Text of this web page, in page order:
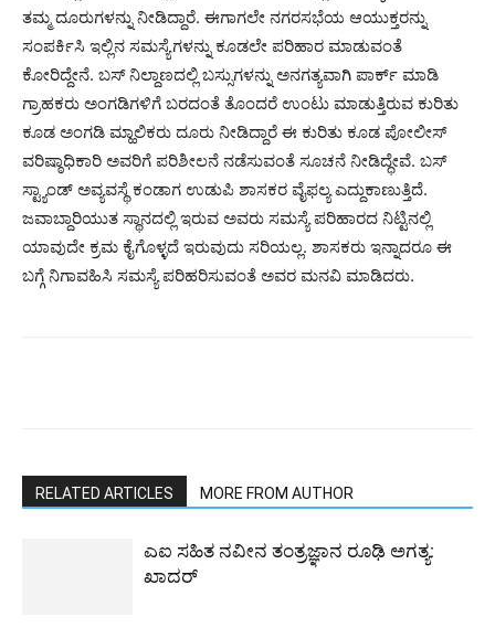
ತಮ್ಮ ದೂರುಗಳನ್ನು ನೀಡಿದ್ದಾರೆ. ಈಗಾಗಲೇ ನಗರಸಭೆಯ ಆಯುಕ್ತರನ್ನು
ಸಂಪರ್ಕಿಸಿ ಇಲ್ಲಿನ ಸಮಸ್ಯೆಗಳನ್ನು ಕೂಡಲೇ ಪರಿಹಾರ ಮಾಡುವಂತೆ
ಕೋರಿದ್ದೇನೆ. ಬಸ್ ನಿಲ್ದಾಣದಲ್ಲಿ ಬಸ್ಸುಗಳನ್ನು ಅನಗತ್ಯವಾಗಿ ಪಾರ್ಕ್ ಮಾಡಿ
ಗ್ರಾಹಕರು ಅಂಗಡಿಗಳಿಗೆ ಬರದಂತೆ ತೊಂದರೆ ಉಂಟು ಮಾಡುತ್ತಿರುವ ಕುರಿತು
ಕೂಡ ಅಂಗಡಿ ಮ್ಹಾಲಿಕರು ದೂರು ನೀಡಿದ್ದಾರೆ ಈ ಕುರಿತು ಕೂಡ ಪೋಲೀಸ್
ವರಿಷ್ಠಾಧಿಕಾರಿ ಅವರಿಗೆ ಪರಿಶೀಲನೆ ನಡೆಸುವಂತೆ ಸೂಚನೆ ನೀಡಿದ್ಧೇವೆ. ಬಸ್
ಸ್ಟ್ಯಾಂಡ್ ಅವ್ಯವಸ್ಥೆ ಕಂಡಾಗ ಉಡುಪಿ ಶಾಸಕರ ವೈಫಲ್ಯ ಎದ್ದುಕಾಣುತ್ತಿದೆ.
ಜವಾಬ್ದಾರಿಯುತ ಸ್ಥಾನದಲ್ಲಿ ಇರುವ ಅವರು ಸಮಸ್ಯೆ ಪರಿಹಾರದ ನಿಟ್ಟಿನಲ್ಲಿ
ಯಾವುದೇ ಕ್ರಮ ಕೈಗೊಳ್ಳದೆ ಇರುವುದು ಸರಿಯಲ್ಲ. ಶಾಸಕರು ಇನ್ನಾದರೂ ಈ
ಬಗ್ಗೆ ನಿಗಾವಹಿಸಿ ಸಮಸ್ಯೆ ಪರಿಹರಿಸುವಂತೆ ಅವರ ಮನವಿ ಮಾಡಿದರು.
RELATED ARTICLES MORE FROM AUTHOR
ಎಐ ಸಹಿತ ನವೀನ ತಂತ್ರಜ್ಞಾನ ರೂಢಿ ಅಗತ್ಯ:
ಖಾದರ್